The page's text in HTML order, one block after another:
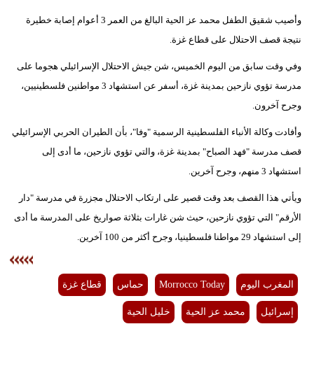
إسلامية
وتكنولوجيا
مدوَّنات
فيديو
سيارات
وأصيب شقيق الطفل محمد عز الحية البالغ من العمر 3 أعوام إصابة خطيرة
نتيجة قصف الاحتلال على قطاع غزة.
وفي وقت سابق من اليوم الخميس، شن جيش الاحتلال الإسرائيلي هجوما على
مدرسة تؤوي نازحين بمدينة غزة، أسفر عن استشهاد 3 مواطنين فلسطينيين،
وجرح آخرون.
وأفادت وكالة الأنباء الفلسطينية الرسمية "وفا"، بأن الطيران الحربي الإسرائيلي
قصف مدرسة "فهد الصباح" بمدينة غزة، والتي تؤوي نازحين، ما أدى إلى
استشهاد 3 منهم، وجرح آخرين.
ويأتي هذا القصف بعد وقت قصير على ارتكاب الاحتلال مجزرة في مدرسة "دار
الأرقم" التي تؤوي نازحين، حيث شن غارات بثلاثة صواريخ على المدرسة ما أدى
إلى استشهاد 29 مواطنا فلسطينيا، وجرح أكثر من 100 آخرين.
المغرب اليوم Morrocco Today حماس قطاع غزة
إسرائيل محمد عز الحية خليل الحية